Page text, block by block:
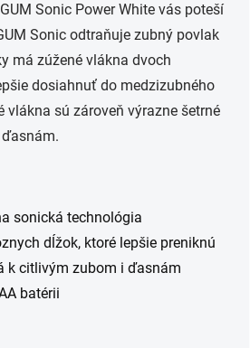
Sonic Power White vás poteší
Sonic odtraňuje zubný povlak
má zúžené vlákna dvoch
dosiahnuť do medzizubného
vlákna sú zároveň výrazne šetrné
sonická technológia
dĺžok, ktoré lepšie preniknú
k citlivým zubom i ďasnám
batérii